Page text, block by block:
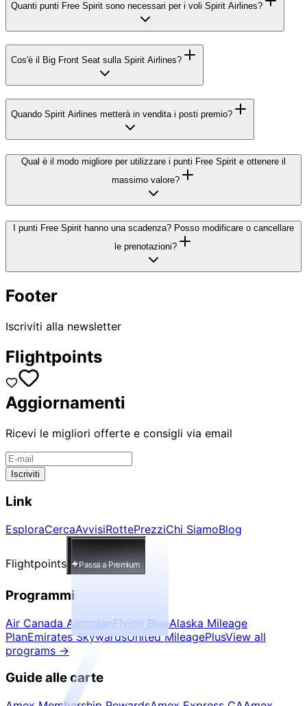
Quanti punti Free Spirit sono necessari per i voli Spirit Airlines?
Cos'è il Big Front Seat sulla Spirit Airlines?
Quando Spirit Airlines metterà in vendita i posti premio?
Qual è il modo migliore per utilizzare i punti Free Spirit e ottenere il
massimo valore?
I punti Free Spirit hanno una scadenza? Posso modificare o cancellare
le prenotazioni?
Footer
Iscriviti alla newsletter
Flightpoints
Aggiornamenti
Ricevi le migliori offerte e consigli via email
Iscriviti
Link
EsploraCercaAvvisiRottePrezziChi SiamoBlog
Flightpoints Passa a Premium
Programmi
Air Canada AeroplanFlying BlueAlaska Mileage
PlanEmirates SkywardsUnited MileagePlusView all
programs →
Guide alle carte